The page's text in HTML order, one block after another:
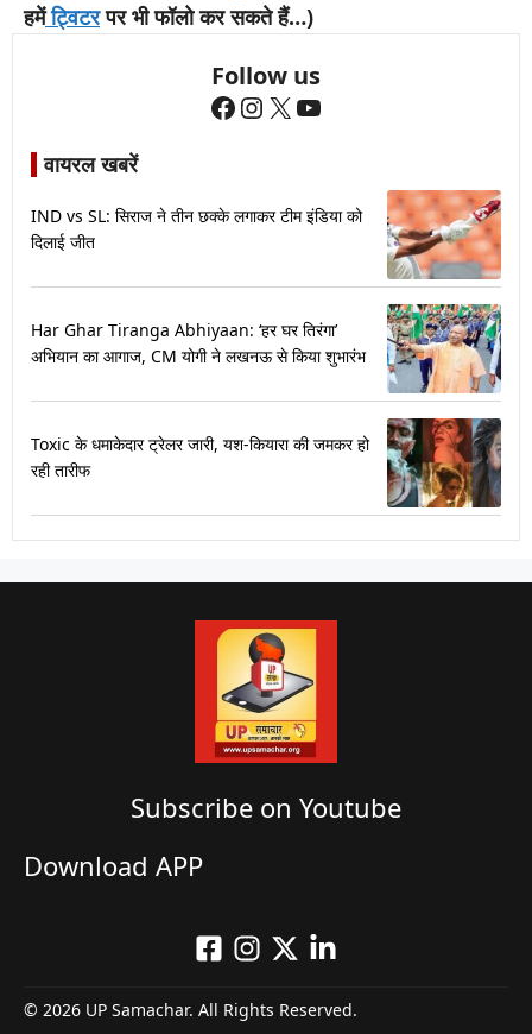
हमेंट्विटरपर भी फॉलो कर सकते हैं…)
Follow us
Facebook
Instagram
X YouTube
वायरल खबरें
IND vs SL: सिराज ने तीन छक्के लगाकर टीम इंडिया को
दिलाई जीत
Har Ghar Tiranga Abhiyaan: ‘हर घर तिरंगा’
अभियान का आगाज, CM योगी ने लखनऊ से किया शुभारंभ
Toxic के धमाकेदार ट्रेलर जारी, यश-कियारा की जमकर हो
रही तारीफ
Subscribe on Youtube​
Download APP
© 2026 UP Samachar. All Rights Reserved.